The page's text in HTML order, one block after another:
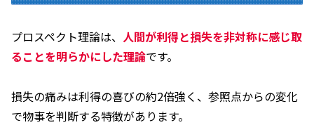
プロスペクト理論は、 人間が利得と損失を非対称に感じ取
ることを明らかにした理論です。
損失の痛みは利得の喜びの約2倍強く、参照点からの変化
で物事を判断する特徴があります。